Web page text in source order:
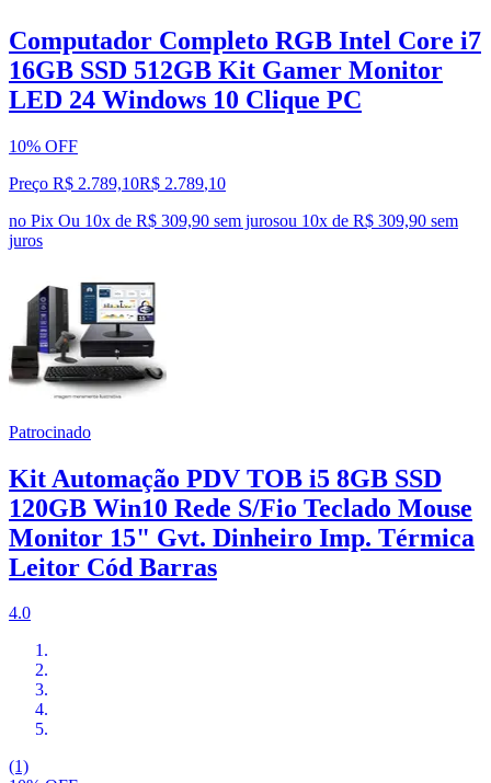
Computador Completo RGB Intel Core i7
16GB SSD 512GB Kit Gamer Monitor
LED 24 Windows 10 Clique PC
10% OFF
Preço R$ 2.789,10R$ 2.789,10
no Pix Ou 10x de R$ 309,90 sem jurosou 10x de R$ 309,90 sem
juros
Patrocinado
Kit Automação PDV TOB i5 8GB SSD
120GB Win10 Rede S/Fio Teclado Mouse
Monitor 15" Gvt. Dinheiro Imp. Térmica
Leitor Cód Barras
4.0
(1)